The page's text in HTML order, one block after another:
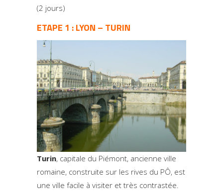
(2 jours)
ETAPE 1 : LYON – TURIN
Turin, capitale du Piémont, ancienne ville
romaine, construite sur les rives du PÔ, est
une ville facile à visiter et très contrastée.